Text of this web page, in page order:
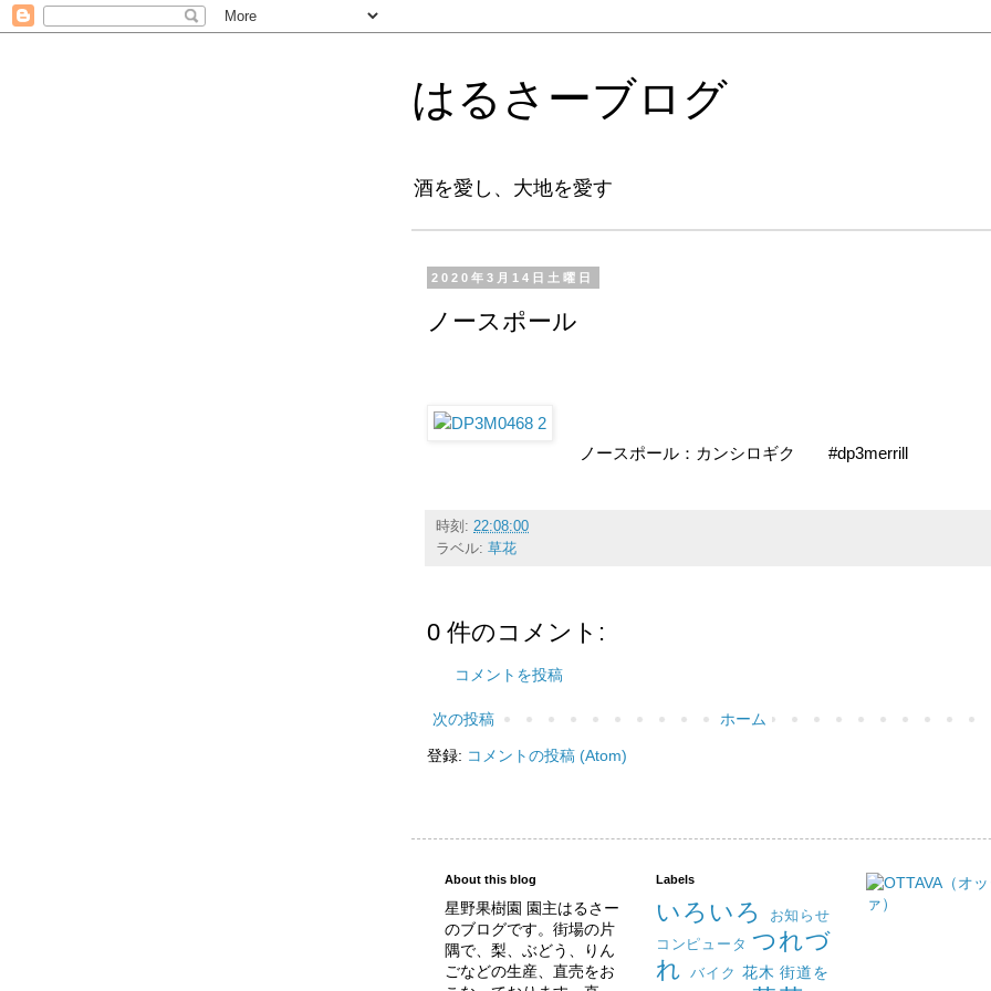
はるさーブログ
酒を愛し、大地を愛す
2020年3月14日土曜日
ノースポール
ノースポール：カンシロギク #dp3merrill
時刻: 22:08:00
ラベル: 草花
0 件のコメント:
コメントを投稿
次の投稿 ホーム
登録: コメントの投稿 (Atom)
About this blog
星野果樹園 園主はるさー
のブログです。街場の片
隅で、梨、ぶどう、りん
ごなどの生産、直売をお
Labels
いろいろ
お知らせ
コンピュータ つれづ
れ
バイク 花木 街道を